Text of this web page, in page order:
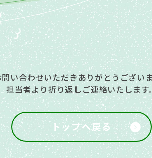
問い合わせいただきありがとうござい
担当者より折り返しご連絡いたします
トップへ戻る